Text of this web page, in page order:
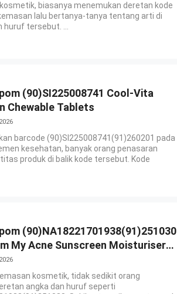
biasanya menemukan deretan kode
lalu bertanya-tanya tentang arti di
huruf tersebut. ...
(90)SI225008741 Cool-Vita
Chewable Tablets
barcode (90)SI225008741(91)260201 pada
kesehatan, banyak orang penasaran
produk di balik kode tersebut. Kode
(90)NA18221701938(91)251030
My Acne Sunscreen Moisturiser
kosmetik, tidak sedikit orang
angka dan huruf seperti